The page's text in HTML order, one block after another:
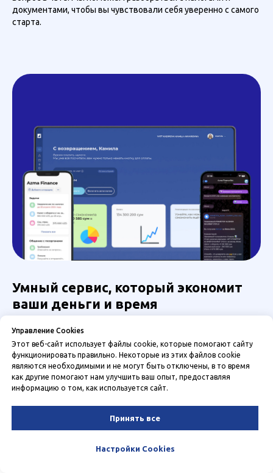
документами, чтобы вы чувствовали себя уверенно с самого
старта.
Умный сервис, который экономит
ваши деньги и время
Наш онлайн-сервис – это ваш личный бухгалтер в кармане.
Зарегистрируйте ИП за 15 минут, отслеживайте доходы,
платите налоги на автопилоте и получайте отчёты прямо в
Telegram. Azma – это ваш первый бухгалтер, который не
тревожит по пустякам.
Управление Cookies
Этот веб-сайт использует файлы cookie, которые помогают сайту
функционировать правильно. Некоторые из этих файлов cookie
являются необходимыми и не могут быть отключены, в то время
как другие помогают нам улучшить ваш опыт, предоставляя
информацию о том, как используется сайт.
Принять все
Настройки Cookies